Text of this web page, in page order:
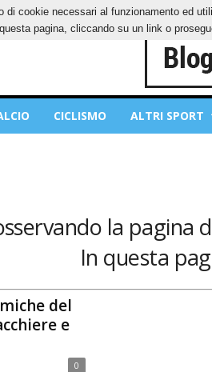
COOKIES PRIVACY POLICY
CICLISMO ALTRI SPORT
la pagina
In questa
del
e
0
cookie necessari al funzionamento ed
pagina, cliccando su un link o